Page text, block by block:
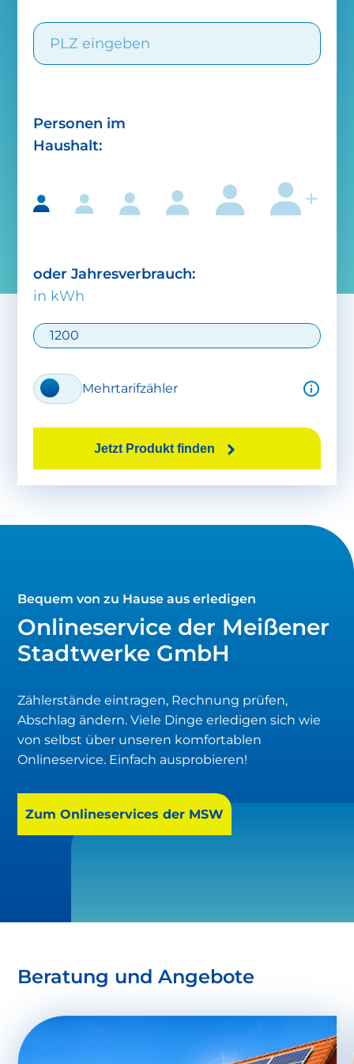
Personen im
Haushalt:
oder Jahresverbrauch:
in kWh
Mehrtarifzähler
Jetzt Produkt finden
Onlineservice der Meißener
Stadtwerke GmbH
Bequem von zu Hause aus erledigen
Zählerstände eintragen, Rechnung prüfen,
Abschlag ändern. Viele Dinge erledigen sich wie
von selbst über unseren komfortablen
Onlineservice. Einfach ausprobieren!
Zum Onlineservices der MSW
Beratung und Angebote